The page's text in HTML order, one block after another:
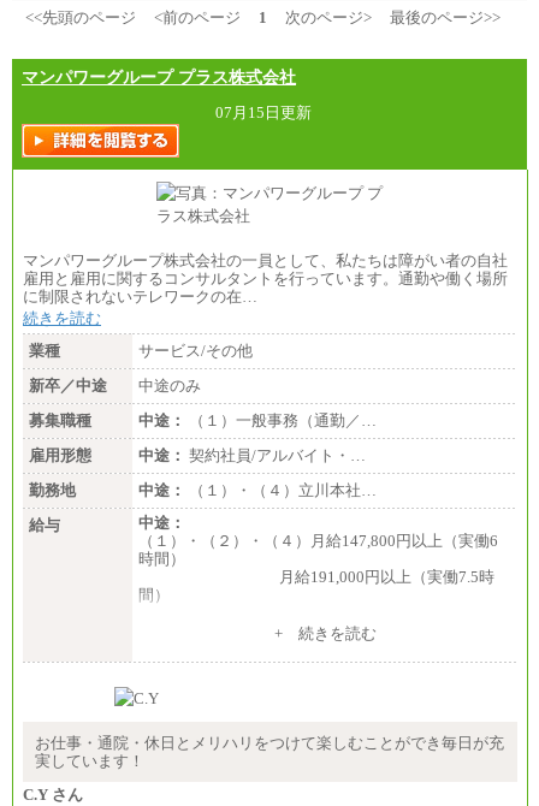
<<先頭のページ
<前のページ 1 次のページ> 最後のページ>>
マンパワーグループ プラス株式会社
07月15日更新
マンパワーグループ株式会社の一員として、私たちは障がい者の自社
雇用と雇用に関するコンサルタントを行っています。通勤や働く場所
に制限されないテレワークの在…
続きを読む
業種
サービス/その他
新卒／中途
中途のみ
募集職種
中途：
（１）一般事務（通勤／…
雇用形態
中途： 契約社員/アルバイト・…
勤務地
中途：
（１）・（４）立川本社…
給与
中途：
（１）・（２）・（４）月給147,800円以上（実働6
時間）
月給191,000円以上（実働7.5時
間）
（３）月給191,000円以上（実働7.5時間）
（５）月給147,800円以上（実働6時間）
時給 1,226円（実働4.5時間）
間額換算額）
・退職金相当手当 37円
+ 続きを読む
お仕事・通院・休日とメリハリをつけて楽しむことができ毎日が充
実しています！
C.Y さん